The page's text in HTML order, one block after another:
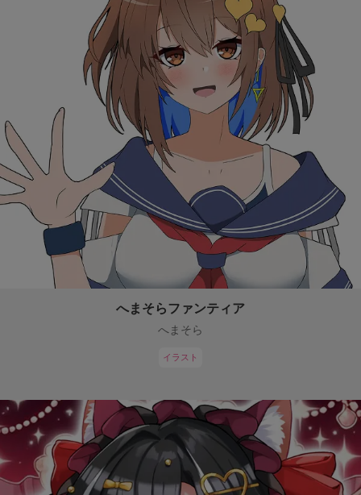
へまそらファンティア
へまそら
イラスト